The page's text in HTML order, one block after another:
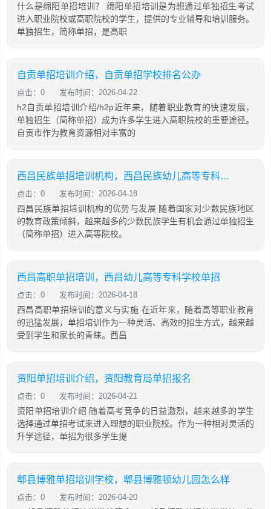
什么是绵阳单招培训？ 绵阳单招培训是为想通过单独招生考试
进入职业院校或高职院校的学生，提供的专业辅导和培训服务。
单独招生，简称单招，是高职
自贡单招培训介绍，自贡单招学校排名公办
点击：0 发布时间：2026-04-22
h2自贡单招培训介绍/h2p近年来，随着职业教育的快速发展，
单独招生（简称单招）成为许多学生进入高职院校的重要途径。
自贡市作为教育资源相对丰富的
西昌民族单招培训机构，西昌民族幼儿高等专科学院官网单招查分数
点击：0 发布时间：2026-04-18
西昌民族单招培训机构的优势与发展 随着国家对少数民族地区
的教育政策倾斜，越来越多的少数民族学生有机会通过单独招生
（简称单招）进入高等院校。
西昌高职单招培训，西昌幼儿高等专科学校单招
点击：0 发布时间：2026-04-18
西昌高职单招培训的意义与实施 在近年来，随着高等职业教育
的迅猛发展，单招培训作为一种灵活、高效的招生方式，越来越
受到学生和家长的青睐。西昌
资阳单招培训介绍，资阳教育局单招报名
点击：0 发布时间：2026-04-21
资阳单招培训介绍 随着高考竞争的日益激烈，越来越多的学生
选择通过单招考试来进入理想的职业院校。作为一种相对灵活的
升学途径，单招为很多学生提
郫县博雅单招培训学校，郫县博雅顿幼儿园怎么样
点击：0 发布时间：2026-04-20